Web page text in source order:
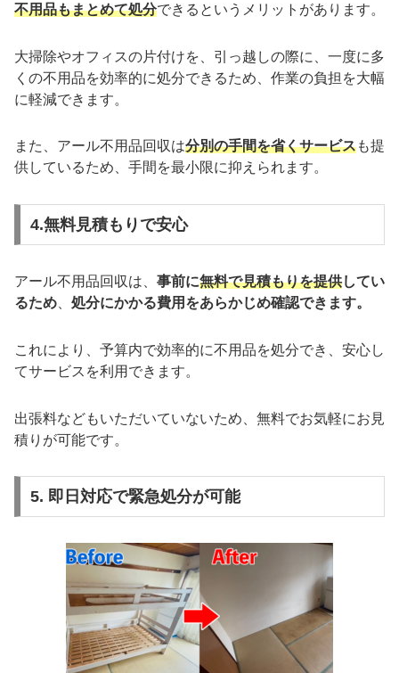
不用品もまとめて処分できるというメリットがあります。
大掃除やオフィスの片付けを、引っ越しの際に、一度に多
くの不用品を効率的に処分できるため、作業の負担を大幅
に軽減できます。
また、アール不用品回収は分別の手間を省くサービスも提
供しているため、手間を最小限に抑えられます。
4.無料見積もりで安心
アール不用品回収は、 事前に無料で見積もりを提供してい
るため
処分にかかる費用をあらかじめ確認できます。
これにより、予算内で効率的に不用品を処分でき、安心し
てサービスを利用できます。
出張料などもいただいていないため、無料でお気軽にお見
積りが可能です。
5. 即日対応で緊急処分が可能